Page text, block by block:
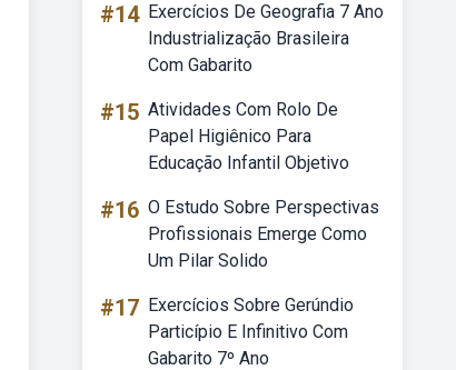
#14 Exercícios De Geografia 7 Ano
Industrialização Brasileira
Com Gabarito
#15 Atividades Com Rolo De
Papel Higiênico Para
Educação Infantil Objetivo
#16 O Estudo Sobre Perspectivas
Profissionais Emerge Como
Um Pilar Solido
#17 Exercícios Sobre Gerúndio
Particípio E Infinitivo Com
Gabarito 7º Ano